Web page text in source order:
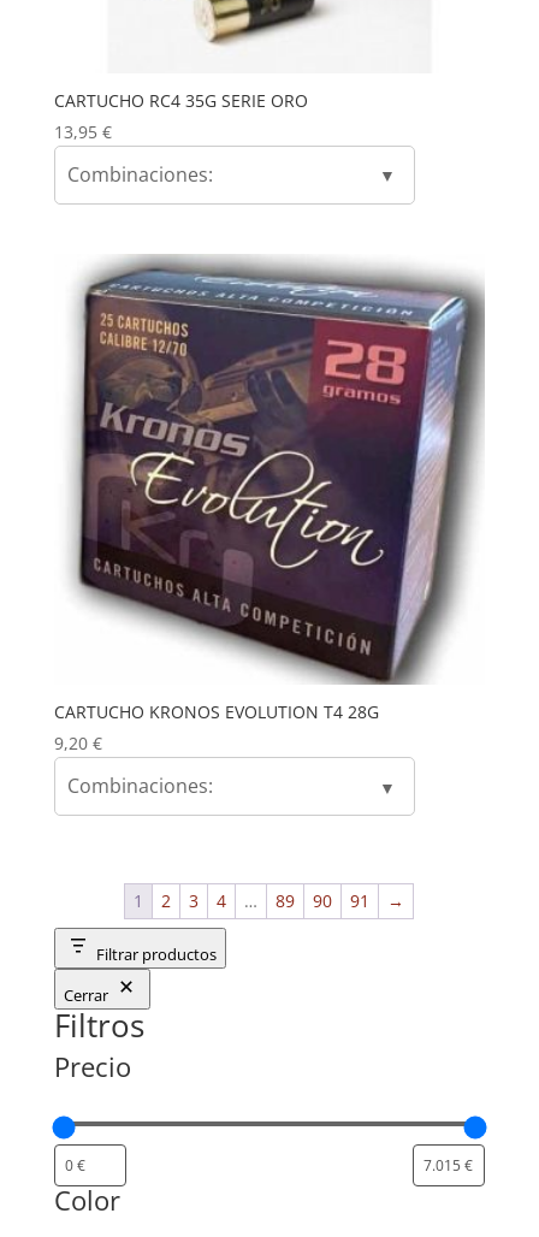
CARTUCHO RC4 35G SERIE ORO
13,95 €
Combinaciones:
CARTUCHO KRONOS EVOLUTION T4 28G
9,20 €
Combinaciones:
1 2 3 4 … 89 90 91 →
Filtrar productos
Cerrar
Filtros
Precio
Color